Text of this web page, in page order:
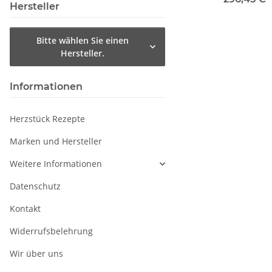
Hersteller
Bitte wählen Sie einen
Hersteller.
Informationen
Herzstück Rezepte
Marken und Hersteller
Weitere Informationen
Datenschutz
Kontakt
Widerrufsbelehrung
Wir über uns